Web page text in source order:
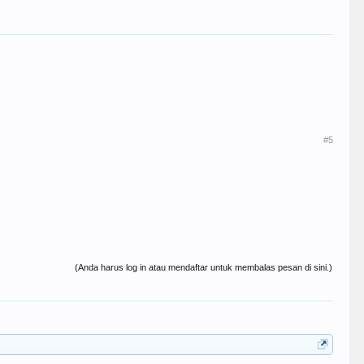
#5
(Anda harus log in atau mendaftar untuk membalas pesan di sini.)